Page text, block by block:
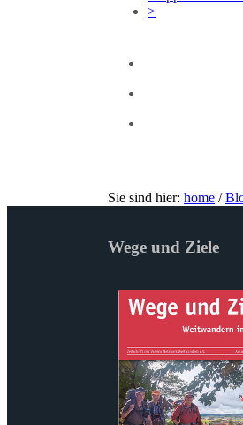
>
Sie sind hier: home /
Wege und Ziele